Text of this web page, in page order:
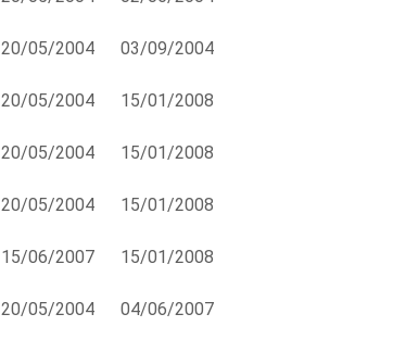
20/05/2004 03/09/2004
20/05/2004 15/01/2008
20/05/2004 15/01/2008
20/05/2004 15/01/2008
15/06/2007 15/01/2008
20/05/2004 04/06/2007